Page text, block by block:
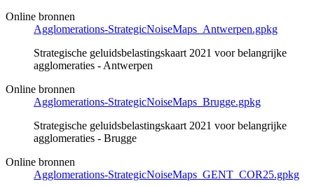
Online bronnen
Agglomerations-StrategicNoiseMaps_Antwerpen.gpkg
Strategische geluidsbelastingskaart 2021 voor belangrijke
agglomeraties - Antwerpen
Online bronnen
Agglomerations-StrategicNoiseMaps_Brugge.gpkg
Strategische geluidsbelastingskaart 2021 voor belangrijke
agglomeraties - Brugge
Online bronnen
Agglomerations-StrategicNoiseMaps_GENT_COR25.gpkg